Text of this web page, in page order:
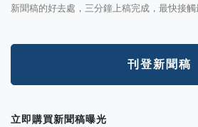
新聞稿的好去處，三分鐘上稿完成，最快接觸
刊登新聞稿
立即購買新聞稿曝光